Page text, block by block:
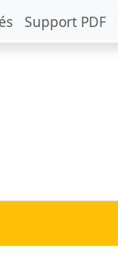
Support PDF